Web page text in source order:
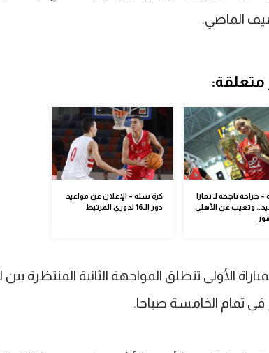
الماضي.
متعلقة:
جراحة ناجحة لـ تمارا
وتغيب عن الأهلي
كرة سلة – الإعلان عن مواعيد
دور الـ16 لدوري المرتبط
الأولى تنطلق المواجهة الثانية
في تمام الخامسة صباحا.